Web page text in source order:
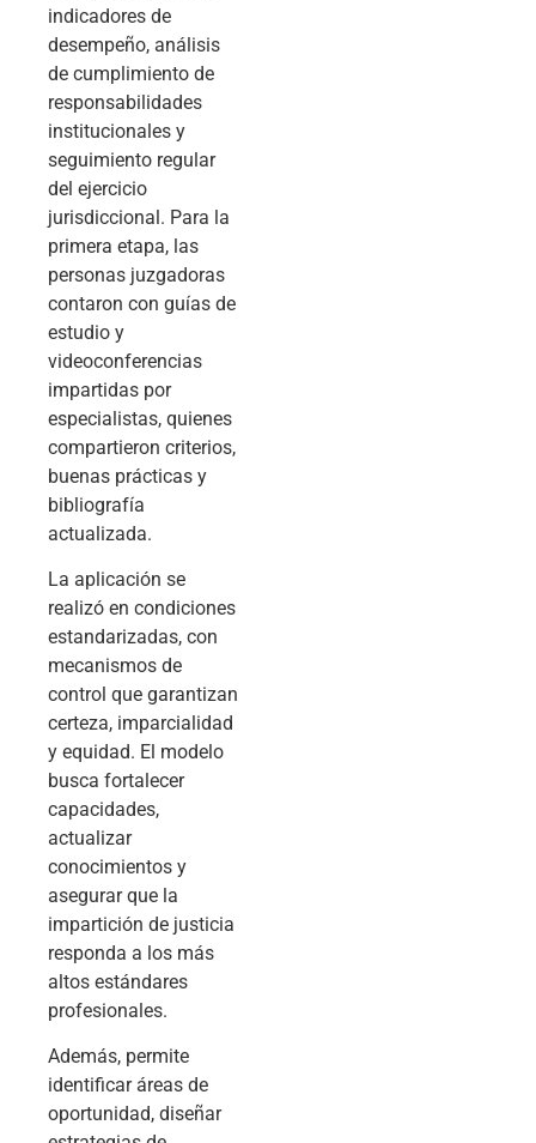
indicadores de
desempeño, análisis
de cumplimiento de
responsabilidades
institucionales y
seguimiento regular
del ejercicio
jurisdiccional. Para la
primera etapa, las
personas juzgadoras
contaron con guías de
estudio y
videoconferencias
impartidas por
especialistas, quienes
compartieron criterios,
buenas prácticas y
bibliografía
actualizada.
La aplicación se
realizó en condiciones
estandarizadas, con
mecanismos de
control que garantizan
certeza, imparcialidad
y equidad. El modelo
busca fortalecer
capacidades,
actualizar
conocimientos y
asegurar que la
impartición de justicia
responda a los más
altos estándares
profesionales.
Además, permite
identificar áreas de
oportunidad, diseñar